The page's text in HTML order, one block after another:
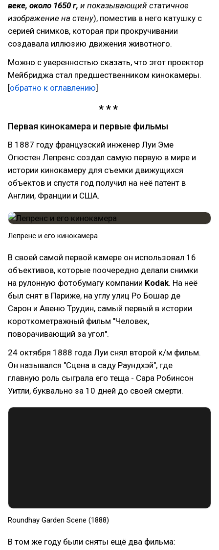
веке, около 1650 г, и показывающий статичное
изображение на стену), поместив в него катушку с
серией снимков, которая при прокручивании
создавала иллюзию движения животного.
Можно с уверенностью сказать, что этот проектор
Мейбриджа стал предшественником кинокамеры.
[обратно к оглавлению]
Первая кинокамера и первые фильмы
В 1887 году французский инженер Луи Эме
Огюстен Лепренс создал самую первую в мире и
истории кинокамеру для съемки движущихся
объектов и спустя год получил на неё патент в
Англии, Франции и США.
Лепренс и его кинокамера
В своей самой первой камере он использовал 16
объективов, которые поочередно делали снимки
на рулонную фотобумагу компании Kodak. На неё
был снят в Париже, на углу улиц Ро Бошар де
Сарон и Авеню Трудин, самый первый в истории
короткометражный фильм "Человек,
поворачивающий за угол".
24 октября 1888 года Луи снял второй к/м фильм.
Он назывался "Сцена в саду Раундхэй", где
главную роль сыграла его теща - Сара Робинсон
Уитли, буквально за 10 дней до своей смерти.
Roundhay Garden Scene (1888)
В том же году были сняты ещё два фильма: